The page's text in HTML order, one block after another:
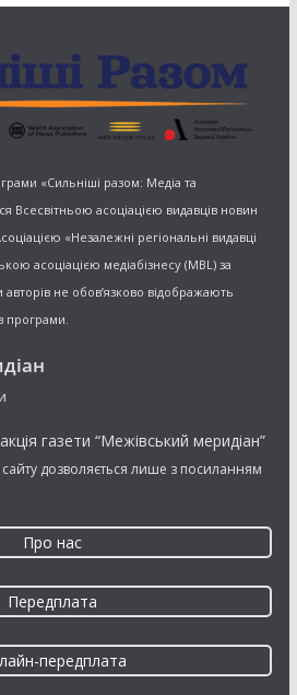
«Сильніші разом: Медіа та
Всесвітньою асоціацією видавців новин
«Незалежні регіональні видавці
асоціацією медіабізнесу (MBL) за
авторів не обов’язково відображають
програми.
газети “Межівський меридіан”
дозволяється лише з посиланням
Про нас
Передплата
передплата